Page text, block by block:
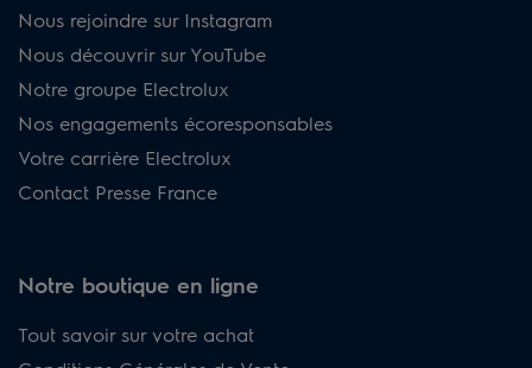
Nous rejoindre sur Instagram
Nous découvrir sur YouTube
Notre groupe Electrolux
Nos engagements écoresponsables
Votre carrière Electrolux
Contact Presse France
Notre boutique en ligne
Tout savoir sur votre achat